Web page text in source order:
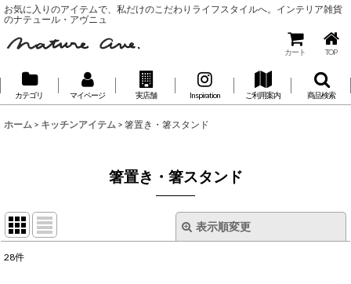
お気に入りのアイテムで、私だけのこだわりライフスタイルへ。インテリア雑貨
のナテュール・アヴニュ
カート TOP
カテゴリ マイページ 実店舗 Inspiration ご利用案内 商品検索
ホーム > キッチンアイテム > 箸置き・箸スタンド
箸置き・箸スタンド
表示順変更
28件